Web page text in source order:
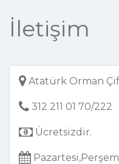
İletişim
Atatürk Orman
312 211 01 70/222
Ücretsizdir.